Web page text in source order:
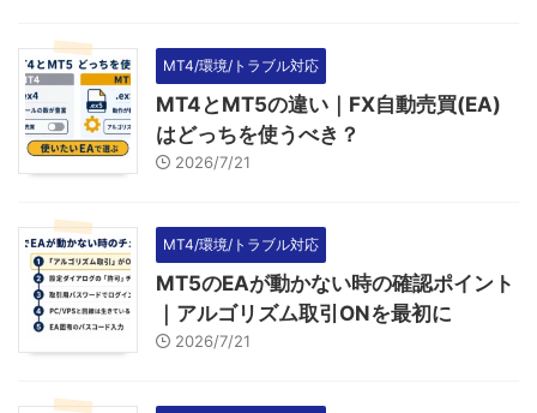
MT4/環境/トラブル対応
MT4とMT5の違い｜FX自動売買(EA)
はどっちを使うべき？
2026/7/21
MT4/環境/トラブル対応
MT5のEAが動かない時の確認ポイント
｜アルゴリズム取引ONを最初に
2026/7/21